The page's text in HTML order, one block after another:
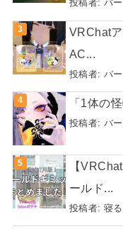
投稿者: バ
VRChatア
AC...
投稿者: バ
「1体の
投稿者: バ
【
ールド...
投稿者: 寝